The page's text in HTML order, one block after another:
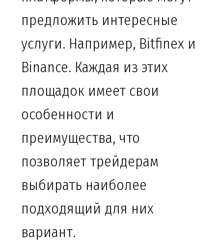
предложить интересные
услуги. Например, Bitfinex и
Binance. Каждая из этих
площадок имеет свои
особенности и
преимущества, что
позволяет трейдерам
выбирать наиболее
подходящий для них
вариант.